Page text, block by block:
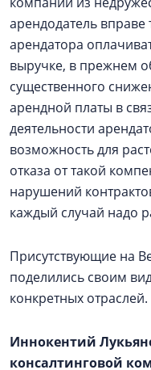
арендодатель вправе
арендатора
выручке, в прежнем
существенного
арендной платы в
деятельности
возможность для
отказа от такой
нарушений
каждый случай надо
Присутствующие на
поделились своим
конкретных отраслей.
Иннокентий
консалтинговой